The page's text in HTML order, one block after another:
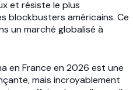
et résiste le plus
blockbusters américains. Ce
un marché globalisé à
en France en 2026 est une
mais incroyablement